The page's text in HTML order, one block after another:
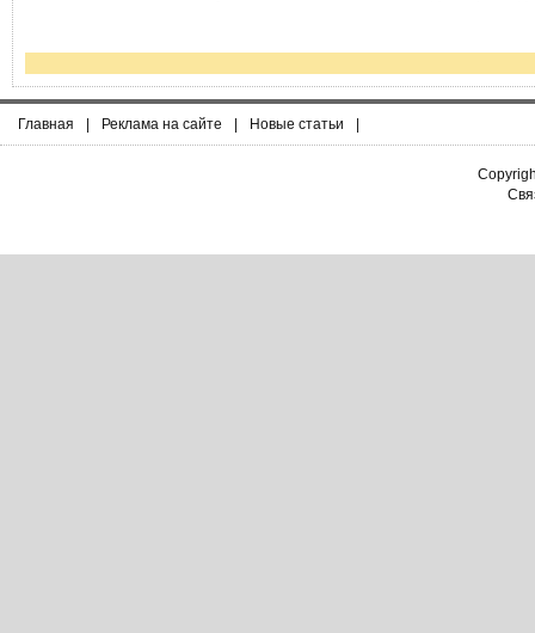
Главная | Реклама на сайте | Новые статьи |